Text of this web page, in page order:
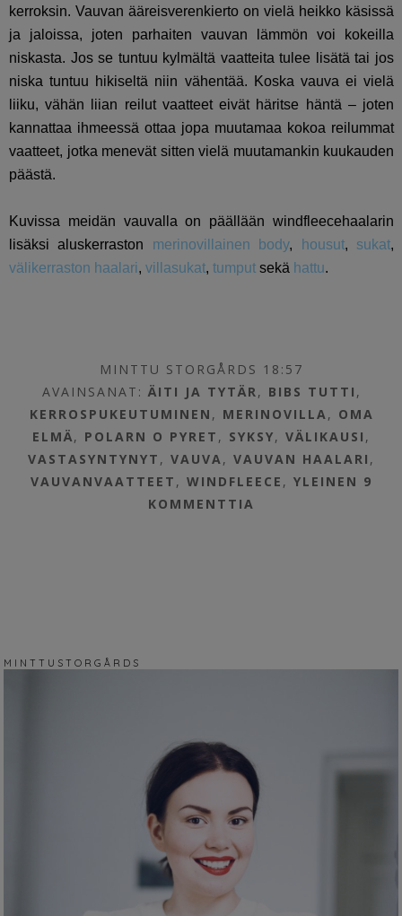
kerroksin. Vauvan ääreisverenkierto on vielä heikko käsissä
ja jaloissa, joten parhaiten vauvan lämmön voi kokeilla
niskasta. Jos se tuntuu kylmältä vaatteita tulee lisätä tai jos
niska tuntuu hikiseltä niin vähentää. Koska vauva ei vielä
liiku, vähän liian reilut vaatteet eivät häritse häntä – joten
kannattaa ihmeessä ottaa jopa muutamaa kokoa reilummat
vaatteet, jotka menevät sitten vielä muutamankin kuukauden
päästä.
Kuvissa meidän vauvalla on päällään windfleecehaalarin
lisäksi aluskerraston merinovillainen body, housut, sukat,
välikerraston haalari, villasukat, tumput sekä hattu.
MINTTU STORGÅRDS 18:57
AVAINSANAT: ÄITI JA TYTÄR, BIBS TUTTI ,
KERROSPUKEUTUMINEN , MERINOVILLA, OMA
ELMÄ, POLARN O PYRET , SYKSY,VÄLIKAUSI ,
VASTASYNTYNYT ,VAUVA,VAUVAN HAALARI ,
VAUVANVAATTEET ,WINDFLEECE ,YLEINEN 9
KOMMENTTIA
M I N T T U S T O R G Å R D S